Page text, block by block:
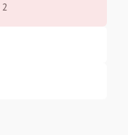
2